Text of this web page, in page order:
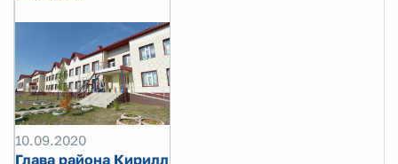
10.09.2020
Глава района Кирилл